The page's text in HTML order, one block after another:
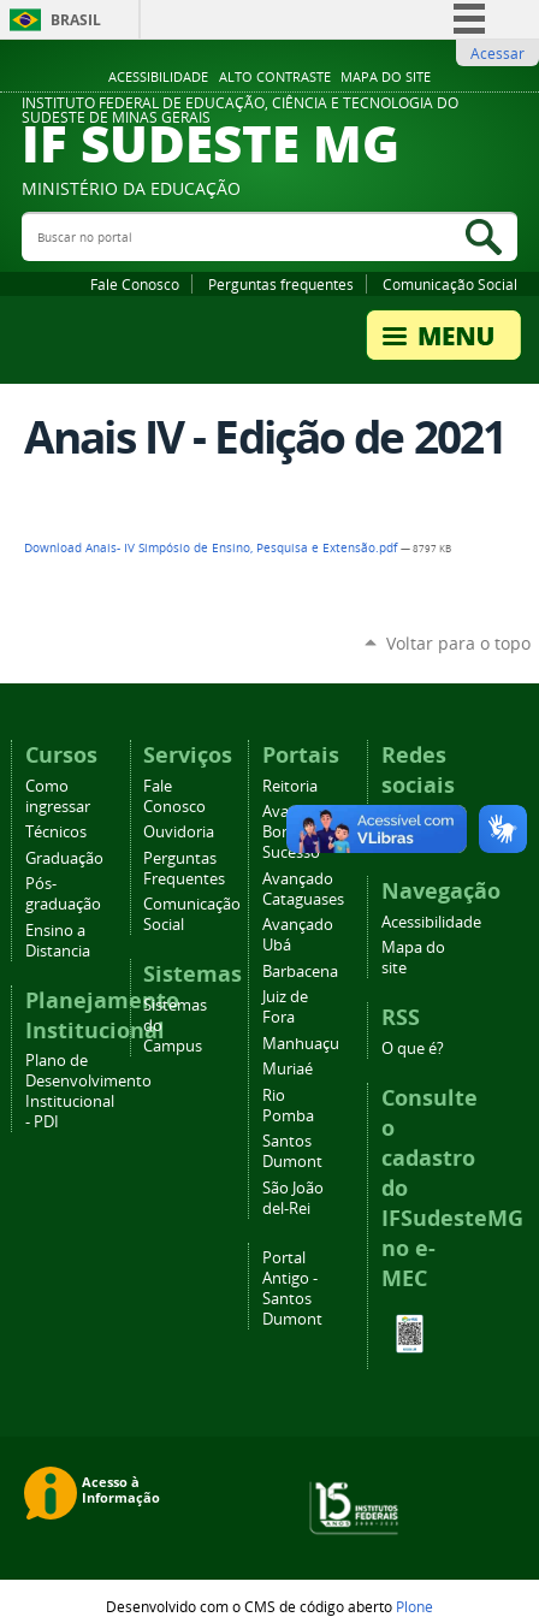
ACESSIBILIDADE ALTO CONTRASTE MAPA DO SITE
BRASIL
Comunica BR
Participe
Legislação
Acessar
INSTITUTO FEDERAL DE EDUCAÇÃO, CIÊNCIA E TECNOLOGIA DO
SUDESTE DE MINAS GERAIS
IF SUDESTE MG
MINISTÉRIO DA EDUCAÇÃO
Buscar no portal
Fale Conosco Perguntas frequentes Comunicação Social
Anais IV - Edição de 2021
Download Anais- IV Simpósio de Ensino, Pesquisa e Extensão.pdf— 8797 KB
Voltar para o topo
Cursos
Como
ingressar
Técnicos
Graduação
Pós-
graduação
Ensino a
Distancia
Planejamento
Institucional
Plano de
Desenvolvimento
Institucional
- PDI
Serviços
Fale
Conosco
Ouvidoria
Perguntas
Frequentes
Comunicação
Social
Sistemas
Sistemas
do
Campus
Portais
Reitoria
Avançado
Bom
Sucesso
Avançado
Cataguases
Avançado
Ubá
Barbacena
Juiz de
Fora
Manhuaçu
Muriaé
Rio
Pomba
Santos
Dumont
São João
del-Rei
Portal
Antigo -
Santos
Dumont
Redes
sociais
Facebook
Instagram
Navegação
Acessibilidade
Mapa do
site
RSS
O que é?
Consulte
o
cadastro
do
IFSudesteMG
no e-
MEC
Desenvolvido com o CMS de código aberto Plone